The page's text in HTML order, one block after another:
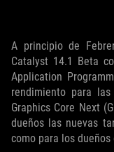
A principio de
Catalyst 14.1 Beta
Application
rendimiento para
Graphics Core Next
dueños las nuevas
como para los